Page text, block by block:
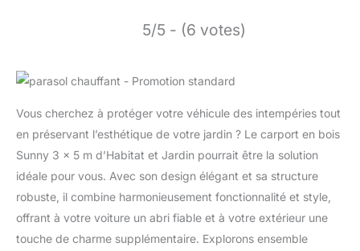
5/5 - (6 votes)
Vous cherchez à protéger votre véhicule des intempéries tout
en préservant l’esthétique de votre jardin ? Le carport en bois
Sunny 3 x 5 m d’Habitat et Jardin pourrait être la solution
idéale pour vous. Avec son design élégant et sa structure
robuste, il combine harmonieusement fonctionnalité et style,
offrant à votre voiture un abri fiable et à votre extérieur une
touche de charme supplémentaire. Explorons ensemble